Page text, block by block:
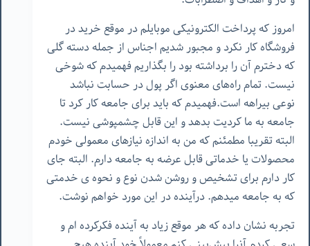
امروز که پرداخت الکترونیکی موبایلم در موقع خرید در
فروشگاه کار نکرد و مجبور شدیم اجناس از جمله دسته گلی
که دخترم آن را برداشته بود را بگذاریم فهمیدم که شوخی
نیست. تمام راه‌های معنوی اگر پول در حسابت نباشد
نوعی بیراهه است.فهمیدم که باید برای جامعه کار کرد تا
جامعه به ما کردیت بدهد و این قابل چشمپوشی نیست.
البته تقریبا مطمئنم که من به اندازه نیازهای معمولی خودم
محصولات یا خدماتی قابل عرضه به جامعه دارم. البته جای
کار دارم برای تشخیص و روشن شدن نوع و نحوه ی خدمتی
که به جامعه میدهم. درآینده در این مورد خواهم نوشت.
تجربهنشاندادهکههرموقعزیادبهآیندهفکرکردهامو